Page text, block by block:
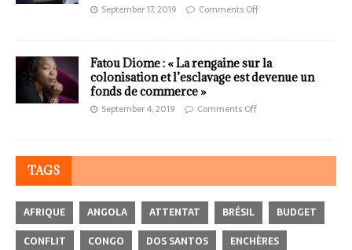
September 17, 2019 Comments Off
Fatou Diome : « La rengaine sur la
colonisation et l’esclavage est devenue un
fonds de commerce »
September 4, 2019 Comments Off
TAGS
AFRIQUE ANGOLA ATTENTAT BRÉSIL
BUDGET
CONFLIT
CONGO DOS SANTOS ENCHÈRES